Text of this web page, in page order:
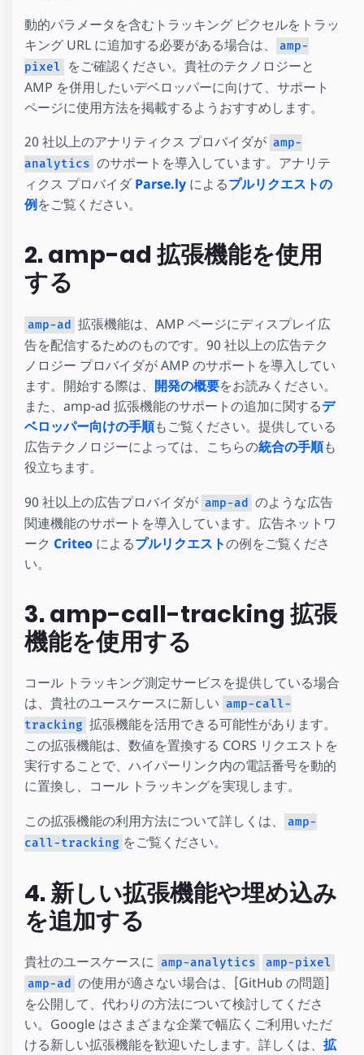
動的パラメータを含むトラッキング ピクセルをトラッ
キング URL に追加する必要がある場合は、
amp-
pixel
をご確認ください。貴社のテクノロジーと
AMP を併用したいデベロッパーに向けて、サポート
ページに使用方法を掲載するようおすすめします。
20 社以上のアナリティクス プロバイダが amp-
analytics のサポートを導入しています。アナリテ
ィクス プロバイダ Parse.ly によるプルリクエストの
例をご覧ください。
2. amp-ad 拡張機能を使用
する
amp-ad
拡張機能は、AMP ページにディスプレイ広
告を配信するためのものです。90 社以上の広告テク
ノロジー プロバイダが AMP のサポートを導入してい
ます。開始する際は、 開発の概要をお読みください。
また、amp-ad 拡張機能のサポートの追加に関するデ
ベロッパー向けの手順もご覧ください。提供している
広告テクノロジーによっては、こちらの統合の手順も
役立ちます。
90 社以上の広告プロバイダが amp-ad
のような広告
関連機能のサポートを導入しています。広告ネットワ
ーク Criteo によるプルリクエストの例をご覧くださ
い。
3. amp-call-tracking 拡張
機能を使用する
コール トラッキング測定サービスを提供している場合
は、貴社のユースケースに新しい amp-call-
tracking 拡張機能を活用できる可能性があります。
この拡張機能は、数値を置換する CORS リクエストを
実行することで、ハイパーリンク内の電話番号を動的
に置換し、コール トラッキングを実現します。
この拡張機能の利用方法について詳しくは、
amp-
call-tracking をご覧ください。
4. 新しい拡張機能や埋め込み
を追加する
貴社のユースケースに amp-analytics
amp-pixel
amp-ad
の使用が適さない場合は、[GitHub の問題]
を公開して、代わりの方法について検討してくださ
い。Google はさまざまな企業で幅広くご利用いただ
ける新しい拡張機能を歓迎いたします。詳しくは、 拡